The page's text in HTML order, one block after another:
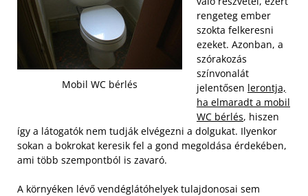
Mobil WC bérlés
rengeteg ember
szokta felkeresni
ezeket. Azonban, a
szórakozás
színvonalát
jelentősen lerontja,
ha elmaradt a mobil
WC bérlés, hiszen
így a látogatók nem tudják elvégezni a dolgukat. Ilyenkor
sokan a bokrokat keresik fel a gond megoldása érdekében,
ami több szempontból is zavaró.
A környéken lévő vendéglátóhelyek tulajdonosai sem